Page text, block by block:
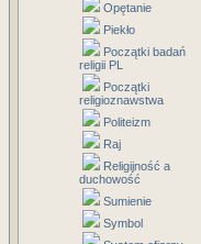
Opętanie
Piekło
Początki badań
religii PL
Początki
religioznawstwa
Politeizm
Raj
Religijność a
duchowość
Sumienie
Symbol